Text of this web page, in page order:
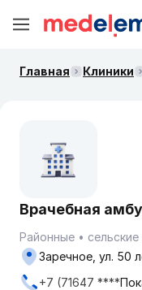
Главная Клиники
Врачебная
Районные
Заречное, ул. 50
+7 (71647 ****